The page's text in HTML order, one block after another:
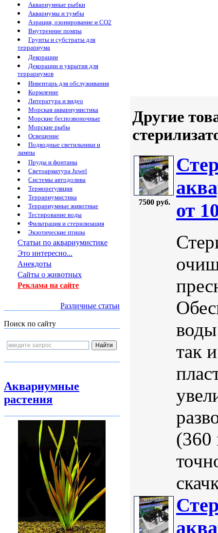
Аквариумные рыбки
Аквариумы и тумбы
Аэрация, озонирование и CO2
Внутренние помпы
Грунты и субстраты для
террариума
Декорации
Декорации и укрытия для
террариумов
Инвентарь для обслуживания
Кормление
Литература и видео
Морская аквариумистика
Морские беспозвоночные
Морские рыбы
Освещение
Подводные светильники и
лампы
Пруды и фонтаны
Светоарматура Juwel
Системы автодолива
Терморегуляция
Террариумистика
Террариумные животные
Тестирование воды
Фильтрация и стерилизация
Экзотические птицы
Статьи по аквариумистике
Это интересно...
Анекдоты
Сайты о животных
Реклама на сайте
Различные статьи
Поиск по сайту
Аквариумные
растения
Другие
7500 руб.
от
воды
так
(360